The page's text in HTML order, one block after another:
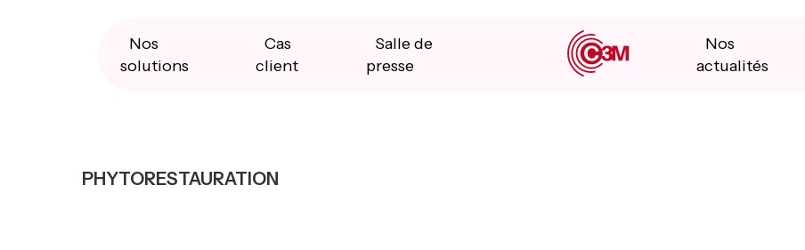
Nos
solutions
Cas
client
Salle de
presse
Nos
actualités
PHYTORESTAURATION